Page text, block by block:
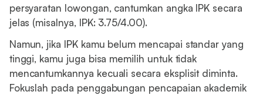
persyaratan lowongan, cantumkan angka IPK secara
jelas (misalnya, IPK: 3.75/4.00).
Namun, jika IPK kamu belum mencapai standar yang
tinggi, kamu juga bisa memilih untuk tidak
mencantumkannya kecuali secara eksplisit diminta.
Fokuslah pada penggabungan pencapaian akademik